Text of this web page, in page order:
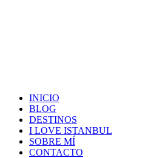
INICIO
BLOG
DESTINOS
I LOVE ISTANBUL
SOBRE MÍ
CONTACTO